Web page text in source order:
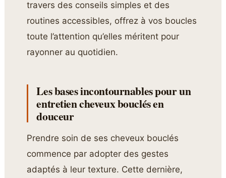
travers des conseils simples et des
routines accessibles, offrez à vos boucles
toute l’attention qu’elles méritent pour
rayonner au quotidien.
Les bases incontournables pour un
entretien cheveux bouclés en
douceur
Prendre soin de ses cheveux bouclés
commence par adopter des gestes
adaptés à leur texture. Cette dernière,